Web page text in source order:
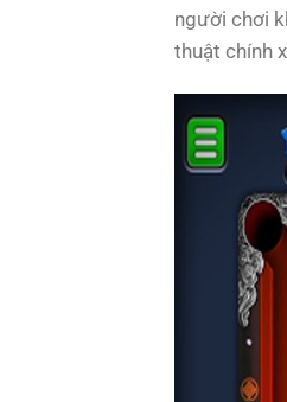
người chơi
thuật chính